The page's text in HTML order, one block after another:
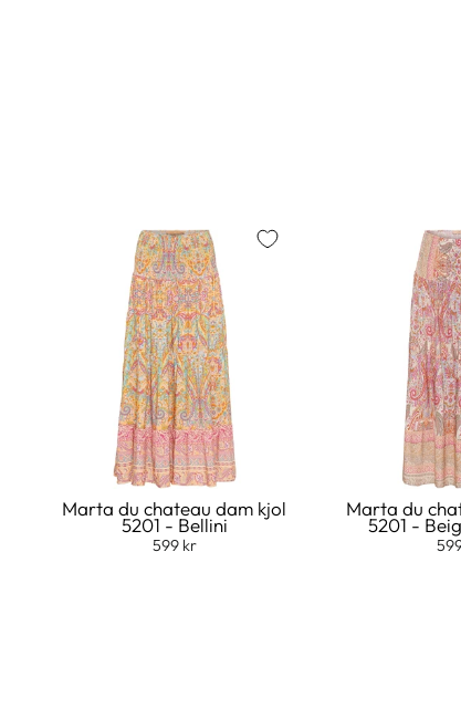
Marta du chateau dam kjol
5201 - Bellini
599 kr
Marta du
5201 -